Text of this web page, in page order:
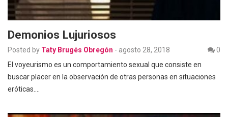
Demonios Lujuriosos
Posted by Taty Brugés Obregón - agosto 28, 2018
0
El voyeurismo es un comportamiento sexual que consiste en
buscar placer en la observación de otras personas en situaciones
eróticas.…